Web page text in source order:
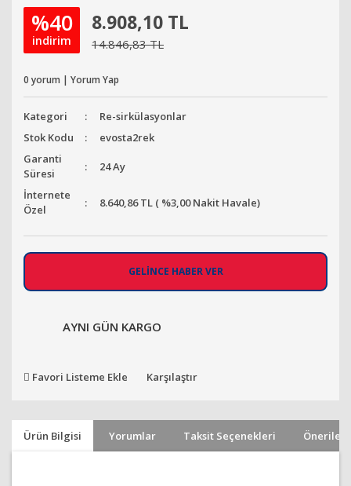
%40
indirim
8.908,10 TL
14.846,83 TL
0 yorum | Yorum Yap
Kategori
Re-sirkülasyonlar
Stok Kodu
evosta2rek
Garanti
Süresi
24 Ay
İnternete
Özel
8.640,86 TL ( %3,00 Nakit Havale)
GELİNCE HABER VER
AYNI GÜN KARGO
Favori Listeme Ekle Karşılaştır
Ürün Bilgisi Yorumlar Taksit Seçenekleri